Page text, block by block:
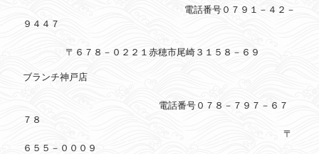
電話番号０７９１－４２－
９４４７
〒６７８－０２２１赤穂市尾崎３１５８－６９
ブランチ神戸店
電話番号０７８－７９７－６７
７８
〒
６５５－０００９